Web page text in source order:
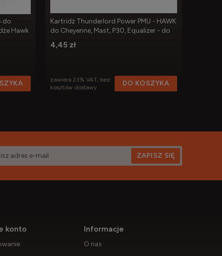
do
Hawk
Kartridż Thunderlord Power PMU - HAWK
do Cheyenne, Mast, P30, Equalizer - do
4,45 zł
zawiera 23% VAT, bez
kosztów dostawy
DO KOSZYKA
ZAPISZ SIĘ
konto Informacje
O nas